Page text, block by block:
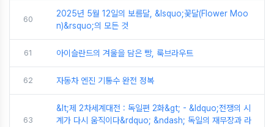
60
2025년 5월 12일의 보름달, &lsquo;꽃달(Flower Moo
n)&rsquo;의 모든 것
61 아이슬란드의 겨울을 담은 빵, 룩브라우트
62 자동차 엔진 기통수 완전 정복
63
&lt;제 2차세계대전 : 독일편 2화&gt; - &ldquo;전쟁의 시
계가 다시 움직이다&rdquo; &ndash; 독일의 재무장과 라